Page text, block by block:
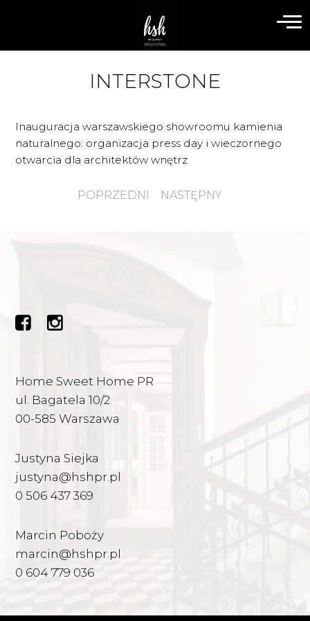
INTERSTONE
Inauguracja warszawskiego showroomu kamienia
naturalnego: organizacja press day i wieczornego
otwarcia dla architektów wnętrz
POPRZEDNI NASTĘPNY
Home Sweet Home PR
ul. Bagatela 10/2
00-585 Warszawa
Justyna Siejka
justyna@hshpr.pl
0 506 437 369
Marcin Poboży
marcin@hshpr.pl
0 604 779 036